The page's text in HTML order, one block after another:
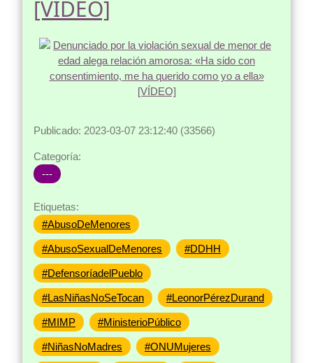
[VÍDEO]
Publicado: 2023-03-07 23:12:40 (33566)
Categoría:
---
Etiquetas:
#AbusoDeMenores
#AbusoSexualDeMenores #DDHH
#DefensoríadelPueblo
#LasNiñasNoSeTocan #LeonorPérezDurand
#MIMP #MinisterioPúblico
#NiñasNoMadres #ONUMujeres